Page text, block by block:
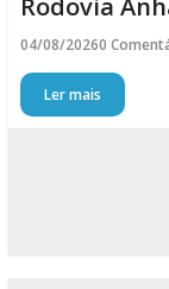
Rodovia
04/08/20260
Ler mais